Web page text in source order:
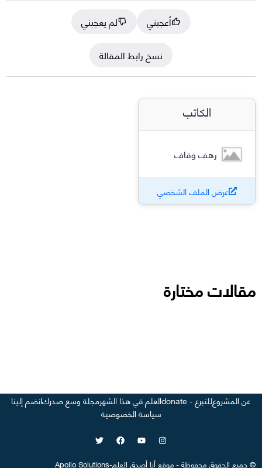
أعجبني
لم يعجبني
نسخ رابط المقالة
الكاتب
رهف وقاف
عرض الملف الشخصي
مقالات مختارة
عن المشروعللتبرع - donate العلم في هذا الشهرمجلة وسع صدركانضم إلينا
سياسة الخصوصية
©جميع الحقوق محفوظة-موقعأنا أصدق العلم-
Apollo Solutions